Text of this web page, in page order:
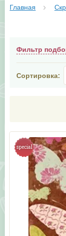
Главная
Фильтр
Сортировка:
special